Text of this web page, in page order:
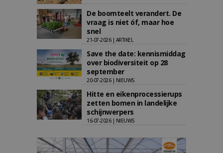
De boomteelt verandert. De
vraag is niet óf, maar hoe
snel
21-07-2026 | ARTIKEL
Save the date: kennismiddag
over biodiversiteit op 28
september
20-07-2026 | NIEUWS
Hitte en eikenprocessierups
zetten bomen in landelijke
schijnwerpers
16-07-2026 | NIEUWS